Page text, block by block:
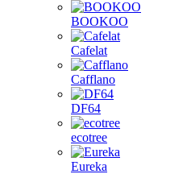
BOOKOO
Cafelat
Cafflano
DF64
ecotree
Eureka